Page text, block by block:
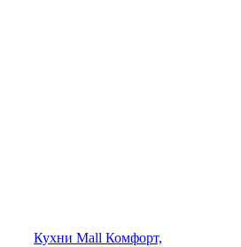
Кухни Mall Комфорт,